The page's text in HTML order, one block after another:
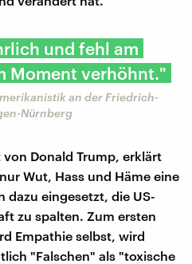
und fehl am
Moment verhöhnt."
an der Friedrich-
Nürnberg
Donald Trump, erklärt
Wut, Hass und Häme eine
dazu eingesetzt, die US-
zu spalten. Zum ersten
Empathie selbst, wird
"Falschen" als "toxische